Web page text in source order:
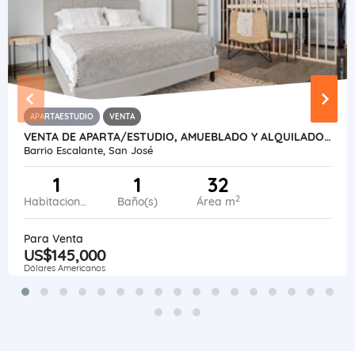
APARTAESTUDIO VENTA
VENTA DE APARTA/ESTUDIO, AMUEBLADO Y ALQUILADO, SER ESCALANTE
Barrio Escalante, San José
1
Habitaciones
1
Baño(s)
32
Área m2
Para Venta
US$145,000
Dólares Americanos